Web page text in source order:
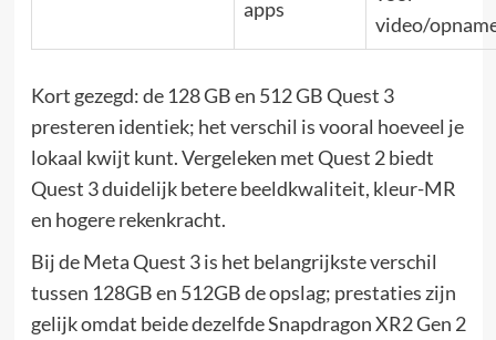
apps
video/
Kort gezegd: de 128 GB en 512 GB Quest 3
presteren identiek; het verschil is vooral hoeveel je
lokaal kwijt kunt. Vergeleken met Quest 2 biedt
Quest 3 duidelijk betere beeldkwaliteit, kleur-MR
en hogere rekenkracht.
Bij de Meta Quest 3 is het belangrijkste verschil
tussen 128GB en 512GB de opslag; prestaties zijn
gelijk omdat beide dezelfde Snapdragon XR2 Gen 2